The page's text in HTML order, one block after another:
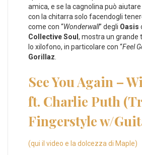
amica, e se la cagnolina può
con la chitarra solo facendogli
come con “Wonderwall” degli Oasis
Collective Soul , mostra un grande
lo xilofono, in particolare con “Feel
Gorillaz.
See You Again –
ft. Charlie Puth
Fingerstyle w/
(qui il video e la dolcezza di Maple)